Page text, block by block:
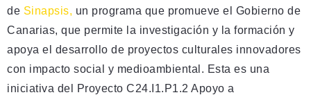
de Sinapsis, un programa que promueve el Gobierno de
Canarias, que permite la investigación y la formación y
apoya el desarrollo de proyectos culturales innovadores
con impacto social y medioambiental. Esta es una
iniciativa del Proyecto C24.I1.P1.2 Apoyo a